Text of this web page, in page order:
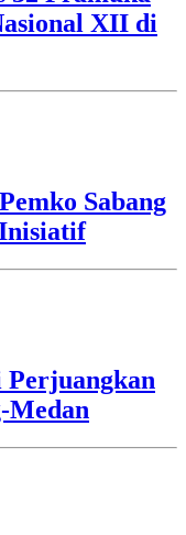
XII di
Sabang
Medan